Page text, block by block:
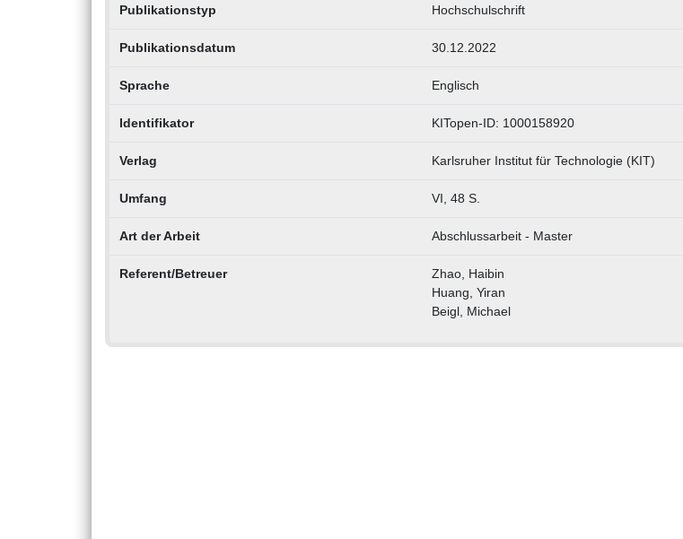
Publikationstyp Hochschulschrift
Publikationsdatum 30.12.2022
Sprache Englisch
Identifikator KITopen-ID: 1000158920
Verlag Karlsruher Institut für Technologie (KIT)
Umfang VI, 48 S.
Art der Arbeit Abschlussarbeit - Master
Referent/Betreuer
Zhao, Haibin
Huang, Yiran
Beigl, Michael